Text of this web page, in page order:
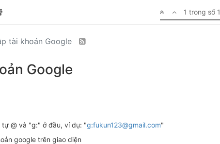
1 trong số 1
tài khoản Google
Google
@ và "g:" ở đầu, ví dụ: "g:fukun123@gmail.com"
google trên giao diện